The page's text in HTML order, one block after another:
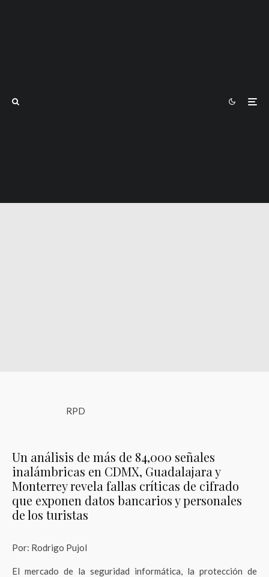
RPD
Un análisis de más de 84,000 señales
inalámbricas en CDMX, Guadalajara y
Monterrey revela fallas críticas de cifrado
que exponen datos bancarios y personales
de los turistas
Por: Rodrigo Pujol
El mercado de la seguridad informática, la protección de